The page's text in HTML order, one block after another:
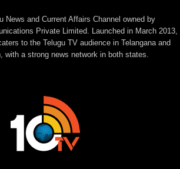
News and Current Affairs Channel owned by
Private Limited. Launched in March 2013,
to the Telugu TV audience in Telangana and
with a strong news network in both states.